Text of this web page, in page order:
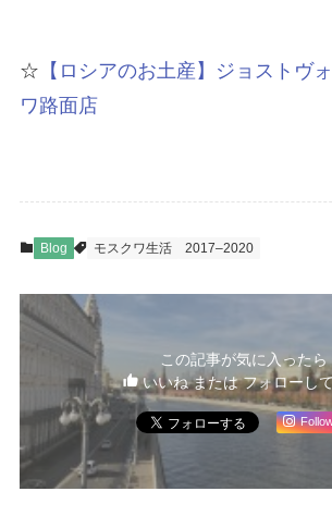
☆ 【ロシアのお土産】ジョストヴ
ワ路面店
Blog モスクワ生活 2017–2020
この記事が気に入ったら
いいね または フォローし